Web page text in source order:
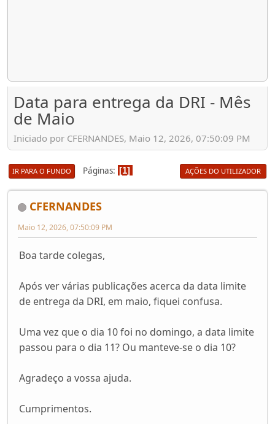
Data para entrega da DRI - Mês
de Maio
Iniciado por CFERNANDES, Maio 12, 2026, 07:50:09 PM
IR PARA O FUNDO Páginas 1 AÇÕES DO UTILIZADOR
CFERNANDES
Maio 12, 2026, 07:50:09 PM
Boa tarde colegas,
Após ver várias publicações acerca da data limite
de entrega da DRI, em maio, fiquei confusa.
Uma vez que o dia 10 foi no domingo, a data limite
passou para o dia 11? Ou manteve-se o dia 10?
Agradeço a vossa ajuda.
Cumprimentos.